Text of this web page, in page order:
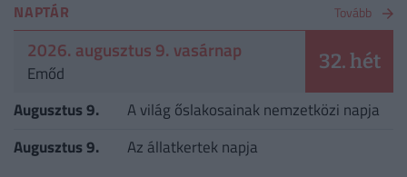
NAPTÁR Tovább
2026. augusztus 9. vasárnap
Emőd 32. hét
Augusztus 9.
A világ őslakosainak nemzetközi napja
Augusztus 9.
Az állatkertek napja